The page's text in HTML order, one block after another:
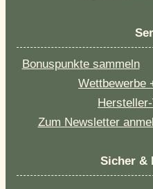
Bonuspunkte sammeln
Wettbewerbe
Zum Newsletter
Sicher &